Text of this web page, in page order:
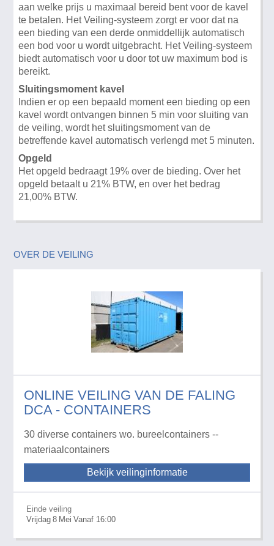
aan welke prijs u maximaal bereid bent voor de kavel
te betalen. Het Veiling-systeem zorgt er voor dat na
een bieding van een derde onmiddellijk automatisch
een bod voor u wordt uitgebracht. Het Veiling-systeem
biedt automatisch voor u door tot uw maximum bod is
bereikt.
Sluitingsmoment kavel
Indien er op een bepaald moment een bieding op een
kavel wordt ontvangen binnen 5 min voor sluiting van
de veiling, wordt het sluitingsmoment van de
betreffende kavel automatisch verlengd met 5 minuten.
Opgeld
Het opgeld bedraagt 19% over de bieding. Over het
opgeld betaalt u 21% BTW, en over het bedrag
21,00% BTW.
OVER DE VEILING
ONLINE VEILING VAN DE FALING
DCA - CONTAINERS
30 diverse containers wo. bureelcontainers --
materiaalcontainers
Bekijk veilinginformatie
Einde veiling
Vrijdag 8 Mei Vanaf 16:00